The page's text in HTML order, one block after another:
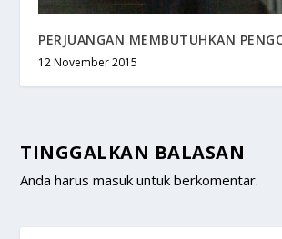
PERJUANGAN MEMBUTUHKAN
12 November 2015
TINGGALKAN BALASAN
Anda harusmasuk untuk berkomentar.